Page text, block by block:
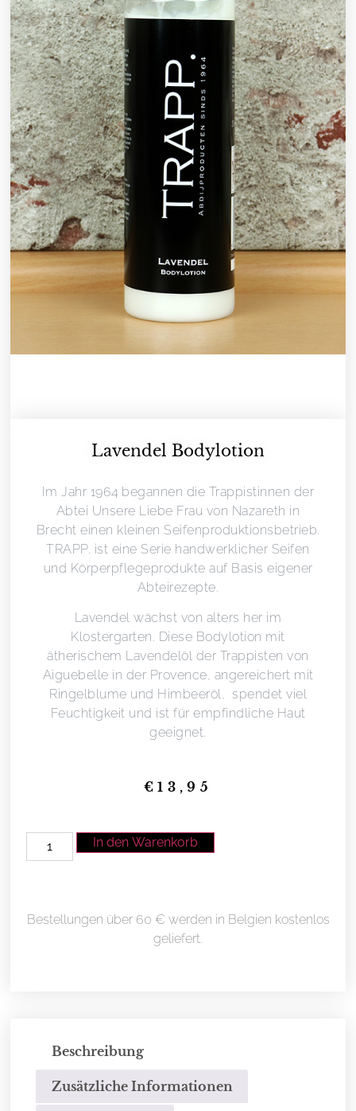
Lavendel Bodylotion
Im Jahr 1964 begannen die Trappistinnen der
Abtei Unsere Liebe Frau von Nazareth in
Brecht einen kleinen Seifenproduktionsbetrieb.
TRAPP. ist eine Serie handwerklicher Seifen
und Körperpflegeprodukte auf Basis eigener
Abteirezepte.
Lavendel wächst von alters her im
Klostergarten. Diese Bodylotion mit
ätherischem Lavendelöl der Trappisten von
Aiguebelle in der Provence, angereichert mit
Ringelblume und Himbeeröl, spendet viel
Feuchtigkeit und ist für empfindliche Haut
geeignet.
€13,95
In den Warenkorb
Bestellungen über 60 € werden in Belgien kostenlos
geliefert.
Beschreibung
Zusätzliche Informationen